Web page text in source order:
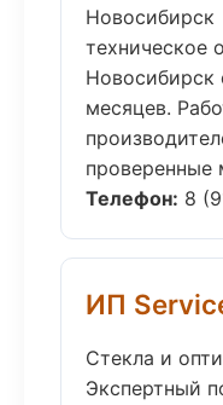
Новосибирск
техническое
Новосибирск
месяцев.
проверенные
Телефон: 8
ИП
Стекла и
Экспертный